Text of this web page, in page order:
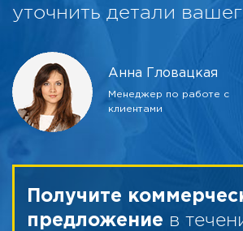
уточнить детали
Анна Гловацкая
Менеджер по работе с
клиентами
Получите
предложение в